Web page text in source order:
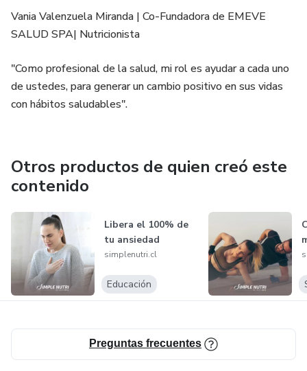
Vania Valenzuela Miranda | Co-Fundadora de EMEVE
SALUD SPA| Nutricionista
"Como profesional de la salud, mi rol es ayudar a cada uno
de ustedes, para generar un cambio positivo en sus vidas
con hábitos saludables".
Otros productos de quien creó este
contenido
Libera el 100% de
tu ansiedad
simplenutri.cl
Educación
Preguntas frecuentes